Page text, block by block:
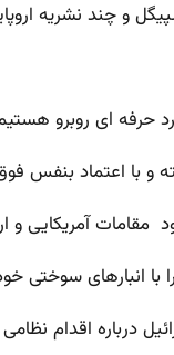
و چند نشریه
حرفه ای روبرو
اعتماد بنفس فوق
مقامات آمریکایی
غنی شده ۲۰ درصدی اش رها
اقدام